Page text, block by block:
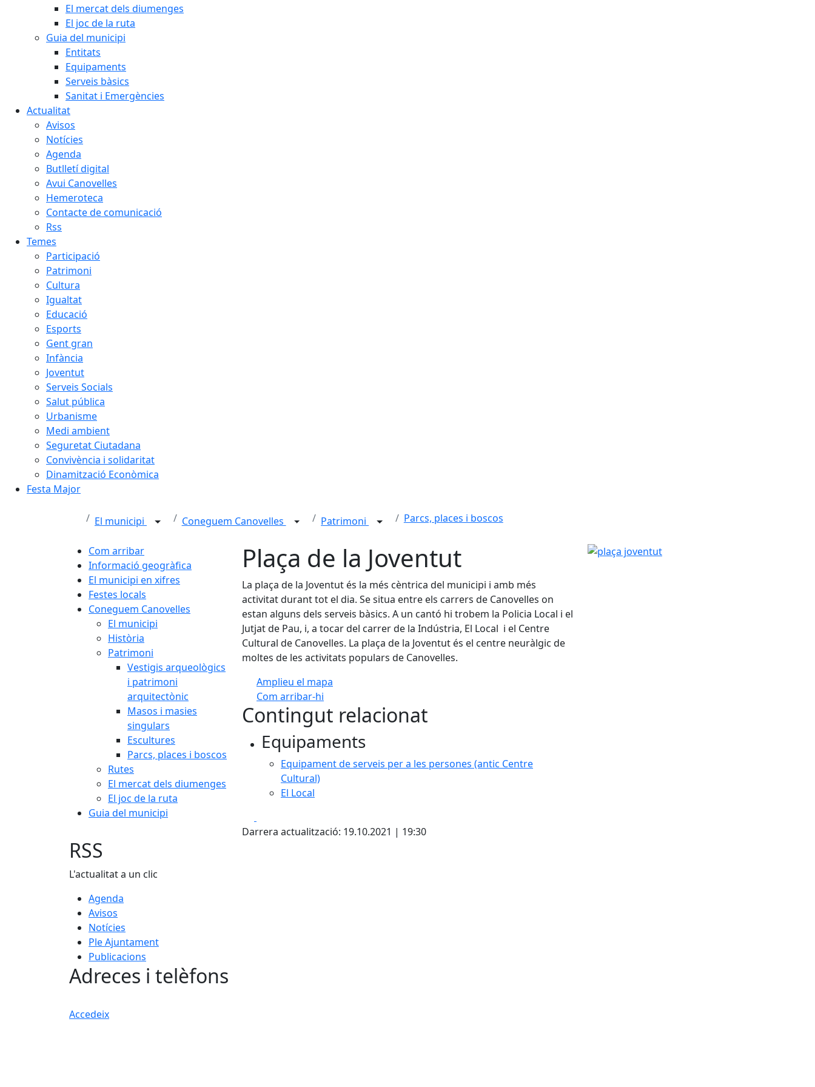
El mercat dels diumenges
El joc de la ruta
Guia del municipi
Entitats
Equipaments
Serveis bàsics
Sanitat i Emergències
Actualitat
Avisos
Notícies
Agenda
Butlletí digital
Avui Canovelles
Hemeroteca
Contacte de comunicació
Rss
Temes
Participació
Patrimoni
Cultura
Igualtat
Educació
Esports
Gent gran
Infància
Joventut
Serveis Socials
Salut pública
Urbanisme
Medi ambient
Seguretat Ciutadana
Convivència i solidaritat
Dinamització Econòmica
Festa Major
El municipi Coneguem Canovelles Patrimoni Parcs, places i boscos
Com arribar
Informació geogràfica
El municipi en xifres
Festes locals
Coneguem Canovelles
El municipi
Història
Patrimoni
Vestigis arqueològics
i patrimoni
arquitectònic
Masos i masies
singulars
Escultures
Parcs, places i boscos
Rutes
El mercat dels diumenges
El joc de la ruta
Guia del municipi
Plaça de la Joventut
La plaça de la Joventut és la més cèntrica del municipi i amb més
activitat durant tot el dia. Se situa entre els carrers de Canovelles on
estan alguns dels serveis bàsics. A un cantó hi trobem la Policia Local i el
Jutjat de Pau, i, a tocar del carrer de la Indústria, El Local i el Centre
Cultural de Canovelles. La plaça de la Joventut és el centre neuràlgic de
moltes de les activitats populars de Canovelles.
Amplieu el mapa
Com arribar-hi
+
Contingut relacionat
Equipaments
Equipament de serveis per a les persones (antic Centre
Cultural)
El Local
Darrera actualització: 19.10.2021 | 19:30
plaça joventut
RSS
L'actualitat a un clic
Agenda
Avisos
Notícies
Ple Ajuntament
Publicacions
Adreces i telèfons
Accedeix